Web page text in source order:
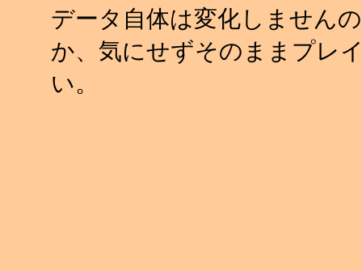
データ自体は変化しません
か、気にせずそのままプレ
い。